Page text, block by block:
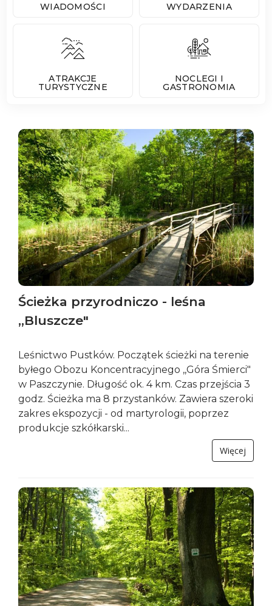
WIADOMOŚCI WYDARZENIA
ATRAKCJE
TURYSTYCZNE
NOCLEGI I
GASTRONOMIA
Ścieżka przyrodniczo -­ leśna
„Bluszcze"
Leśnictwo Pustków. Początek ścieżki na terenie
byłego Obozu Koncentracyjnego ,,Góra Śmierci"
w Paszczynie. Długość ok. 4 km. Czas przejścia 3
godz. Ścieżka ma 8 przystanków. Zawiera szeroki
zakres ekspozycji - od martyrologii, poprzez
produkcje szkółkarski...
Więcej